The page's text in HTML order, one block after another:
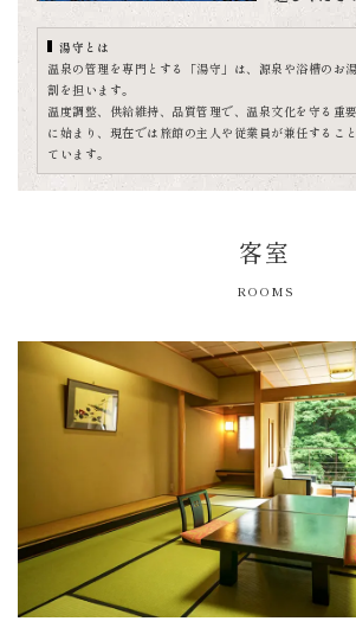
湯守とは
温泉の管理を専門とする「湯守」は、源泉や浴槽のお
割を担います。
温度調整、供給維持、品質管理で、温泉文化を守る重
に始まり、現在では旅館の主人や従業員が兼任するこ
ています。
客室
ROOMS